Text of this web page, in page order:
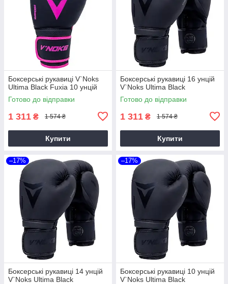
Боксерські рукавиці V`Noks
Ultima Black Fuxia 10 унцій
Готово до відправки
1 311 ₴ 1 574 ₴
Купити
Боксерські рукавиці 16 унцій
V`Noks Ultima Black
Готово до відправки
1 311 ₴ 1 574 ₴
Купити
–17%
Боксерські рукавиці 14 унцій
V`Noks Ultima Black
–17%
Боксерські рукавиці 10 унцій
V`Noks Ultima Black